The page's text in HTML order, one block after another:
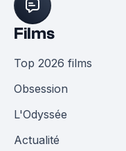
Films
Top 2026 films
Obsession
L'Odyssée
Actualité